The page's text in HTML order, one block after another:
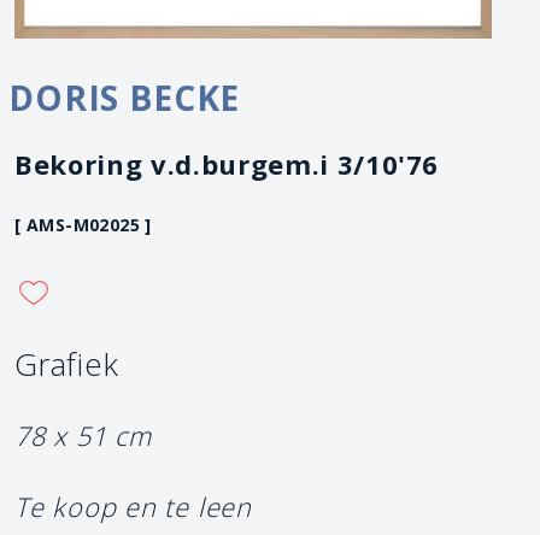
DORIS BECKE
Bekoring v.d.burgem.i 3/10'76
[ AMS-M02025 ]
Grafiek
78 x 51 cm
Te koop en te leen